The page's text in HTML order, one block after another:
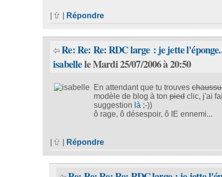
| Répondre
Re: Re: Re: RDC large : je jette
isabellele Mardi 25/07/2006 à 20:50
En attendant que tu trouves
modèle de blog à tonpiedclic, j'ai
suggestion là ;-))
ô rage, ô désespoir, ô IE ennemi...
| Répondre